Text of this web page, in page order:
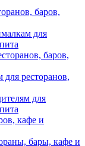
баров,
для
баров,
для ресторанов,
для
кафе и
бары, кафе и